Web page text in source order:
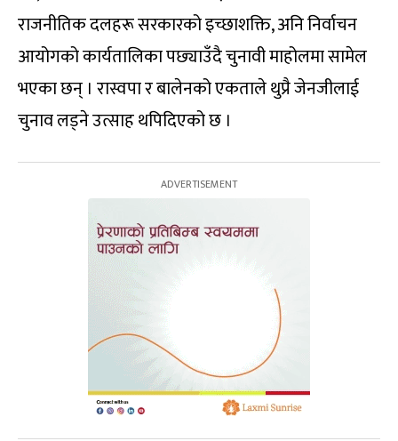
राजनीतिक दलहरू सरकारको इच्छाशक्ति, अनि निर्वाचन
आयोगको कार्यतालिका पछ्याउँदै चुनावी माहोलमा सामेल
भएका छन् । रास्वपा र बालेनको एकताले थुप्रै जेनजीलाई
चुनाव लड्ने उत्साह थपिदिएको छ ।